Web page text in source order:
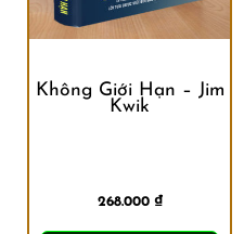
Không Giới Hạn – Jim
Kwik
268.000 ₫